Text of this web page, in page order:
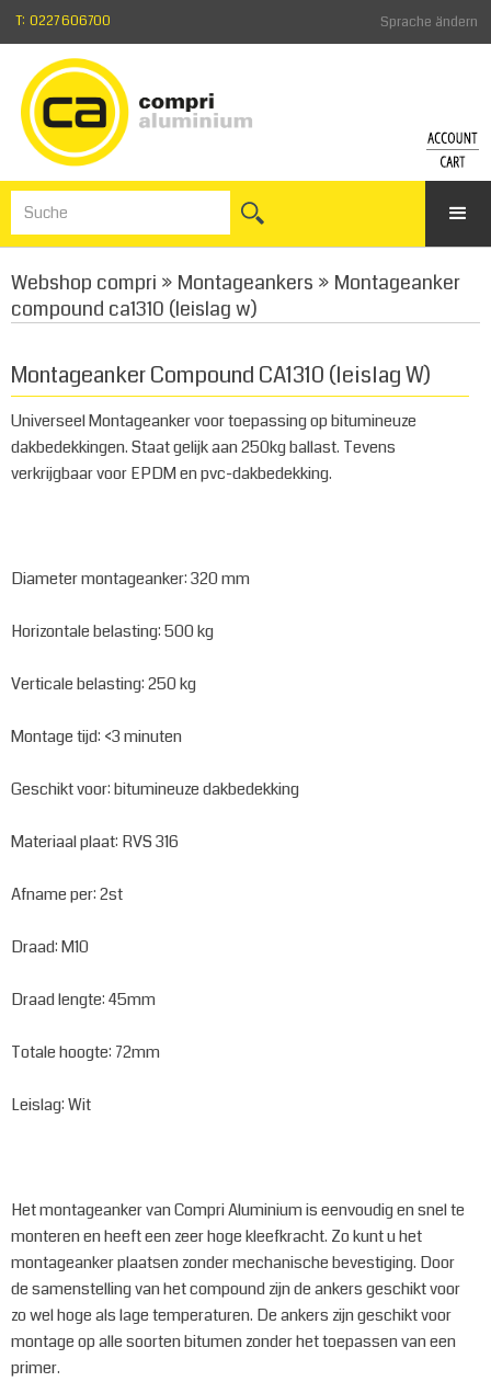
Sprache ändern
T: 0227 606700
Zum
Webshop compri » Montageankers » Montageanker
compound ca1310 (leislag w)
Montageanker Compound CA1310 (leislag W)
Universeel Montageanker voor toepassing op bitumineuze
dakbedekkingen. Staat gelijk aan 250kg ballast. Tevens
verkrijgbaar voor EPDM en pvc-dakbedekking.
Diameter montageanker: 320 mm
Horizontale belasting: 500 kg
Verticale belasting: 250 kg
Montage tijd: <3 minuten
Geschikt voor: bitumineuze dakbedekking
Materiaal plaat: RVS 316
Afname per: 2st
Draad: M10
Draad lengte: 45mm
Totale hoogte: 72mm
Leislag: Wit
Het montageanker van Compri Aluminium is eenvoudig en snel te
monteren en heeft een zeer hoge kleefkracht. Zo kunt u het
montageanker plaatsen zonder mechanische bevestiging. Door
de samenstelling van het compound zijn de ankers geschikt voor
zo wel hoge als lage temperaturen. De ankers zijn geschikt voor
montage op alle soorten bitumen zonder het toepassen van een
primer.